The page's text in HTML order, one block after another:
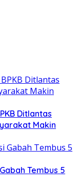
Ditlantas
Makin
Tembus 5